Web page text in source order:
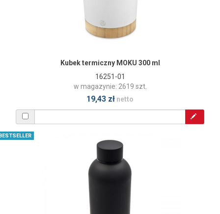
Kubek termiczny MOKU 300 ml
16251-01
w magazynie: 2619 szt.
19,43 zł netto